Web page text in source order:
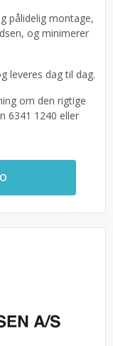
pålidelig montage,
og minimerer
leveres dag til dag.
om den rigtige
6341 1240 eller